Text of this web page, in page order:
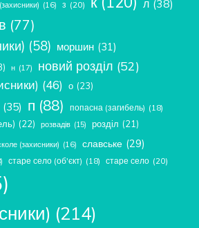
(16) з (20) л (38)
(77)
(58) моршин (31)
н (17) новий розділ (52)
(46) о (23)
(35) п (88) попасна (загибель) (18)
(22) розвадів (15) розділ (21)
(захисники) (16) славське (29)
старе село (об'єкт) (18) старе село (20)
(214)